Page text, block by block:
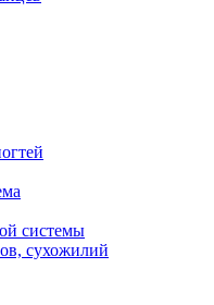
системы
сухожилий